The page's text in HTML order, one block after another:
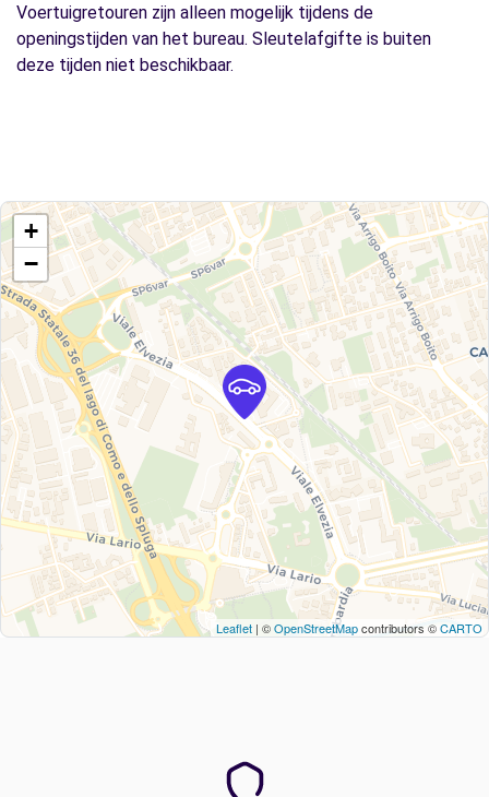
Voertuigretouren zijn alleen mogelijk tijdens de
openingstijden van het bureau. Sleutelafgifte is buiten
deze tijden niet beschikbaar.
+
−
Leaflet | ©OpenStreetMapcontributors ©CARTO